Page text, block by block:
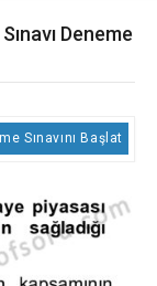
Deneme
Sınavını Başlat